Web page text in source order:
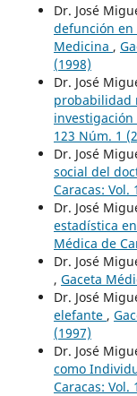
Dr. José
defunción en
Medicina ,
(1998)
Dr. José
probabilidad
investigación
123 Núm. 1
Dr. José
social del
Caracas: Vol.
Dr. José
estadística
Médica de
Dr. José
, Gaceta
Dr. José
elefante ,
(1997)
Dr. José
como
Caracas: Vol.